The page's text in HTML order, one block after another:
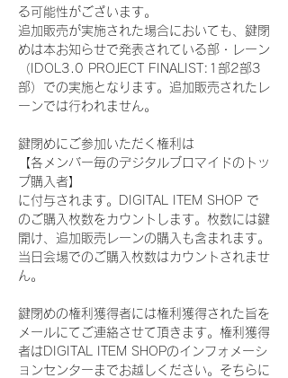
る可能性がございます。
追加販売が実施された場合においても、鍵閉
めは本お知らせで発表されている部・レーン
（IDOL3.0 PROJECT FINALIST:1部2部3
部）での実施となります。追加販売されたレ
ーンでは行われません。
鍵閉めにご参加いただく権利は
【各メンバー毎のデジタルブロマイドのトッ
プ購入者】
に付与されます。DIGITAL ITEM SHOP で
のご購入枚数をカウントします。枚数には鍵
開け、追加販売レーンの購入も含まれます。
当日会場でのご購入枚数はカウントされませ
ん。
鍵閉めの権利獲得者には権利獲得された旨を
メールにてご連絡させて頂きます。権利獲得
者はDIGITAL ITEM SHOPのインフォメーシ
ョンセンターまでお越しください。そちらに